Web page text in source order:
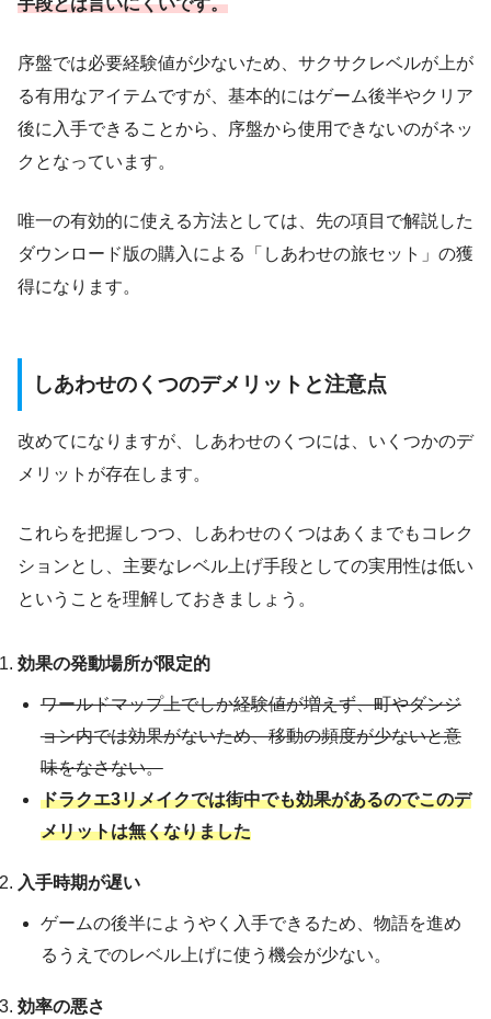
序盤では必要経験値が少ないため、サクサクレベルが上が
る有用なアイテムですが、基本的にはゲーム後半やクリア
後に入手できることから、序盤から使用できないのがネッ
クとなっています。
唯一の有効的に使える方法としては、先の項目で解説した
ダウンロード版の購入による「しあわせの旅セット」の獲
得になります。
しあわせのくつのデメリットと注意点
改めてになりますが、しあわせのくつには、いくつかのデ
メリットが存在します。
これらを把握しつつ、しあわせのくつはあくまでもコレク
ションとし、主要なレベル上げ手段としての実用性は低い
ということを理解しておきましょう。
効果の発動場所が限定的
ワールドマップ上でしか経験値が増えず、町やダンジ
ョン内では効果がないため、移動の頻度が少ないと意
味をなさない。
ドラクエ3リメイクでは街中でも効果があるのでこのデ
メリットは無くなりました
入手時期が遅い
ゲームの後半にようやく入手できるため、物語を進め
るうえでのレベル上げに使う機会が少ない。
効率の悪さ